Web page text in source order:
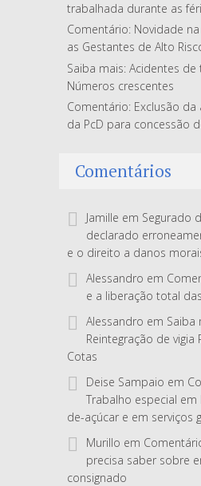
trabalhada durante as
Comentário: Novidade
as Gestantes de Alto
Saiba mais: Acidentes
Números crescentes
Comentário: Exclusão
da PcD para concessão
Comentários
Jamille em Segurado
declarado
e o direito a danos
Alessandro em
e a liberação total
Alessandro em Saiba
Reintegração de vigia
Cotas
Deise Sampaio em
Trabalho especial em
de-açúcar e em serviços
Murillo em
precisa saber sobre
consignado